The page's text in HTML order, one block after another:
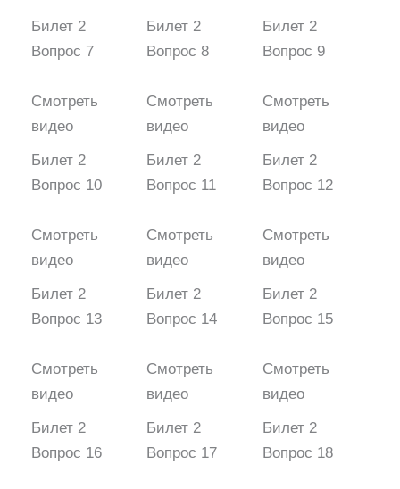
Билет 2
Вопрос 7
Смотреть
видео
Билет 2
Вопрос 8
Смотреть
видео
Билет 2
Вопрос 9
Смотреть
видео
Билет 2
Вопрос 10
Смотреть
видео
Билет 2
Вопрос 11
Смотреть
видео
Билет 2
Вопрос 12
Смотреть
видео
Билет 2
Вопрос 13
Смотреть
видео
Билет 2
Вопрос 14
Смотреть
видео
Билет 2
Вопрос 15
Смотреть
видео
Билет 2
Вопрос 16
Билет 2
Вопрос 17
Билет 2
Вопрос 18